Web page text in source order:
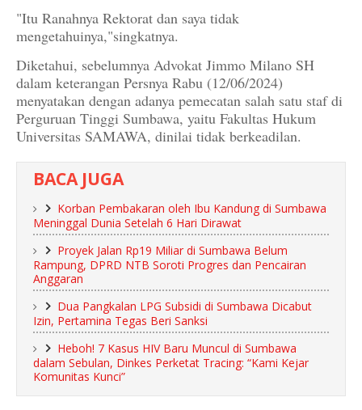
"Itu Ranahnya Rektorat dan saya tidak
mengetahuinya,"singkatnya.
Diketahui, sebelumnya Advokat Jimmo Milano SH
dalam keterangan Persnya Rabu (12/06/2024)
menyatakan dengan adanya pemecatan salah satu staf di
Perguruan Tinggi Sumbawa, yaitu Fakultas Hukum
Universitas SAMAWA, dinilai tidak berkeadilan.
BACA JUGA
Korban Pembakaran oleh Ibu Kandung di Sumbawa
Meninggal Dunia Setelah 6 Hari Dirawat
Proyek Jalan Rp19 Miliar di Sumbawa Belum
Rampung, DPRD NTB Soroti Progres dan Pencairan
Anggaran
Dua Pangkalan LPG Subsidi di Sumbawa Dicabut
Izin, Pertamina Tegas Beri Sanksi
Heboh! 7 Kasus HIV Baru Muncul di Sumbawa
dalam Sebulan, Dinkes Perketat Tracing: “Kami Kejar
Komunitas Kunci”